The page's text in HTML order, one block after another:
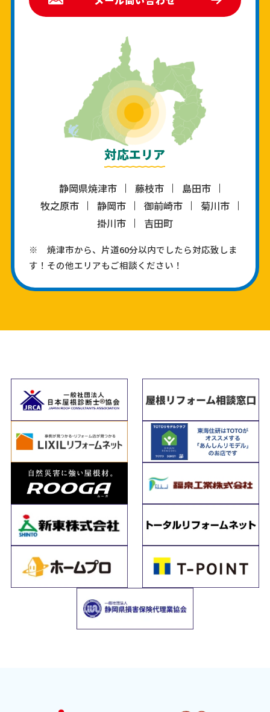
対応エリア
静岡県焼津市 藤枝市
島田市
牧之原市
静岡市 御前崎市
菊川市
掛川市
吉田町
※ 焼津市から、片道60分以内でしたら対応致しま
す！その他エリアもご相談ください！